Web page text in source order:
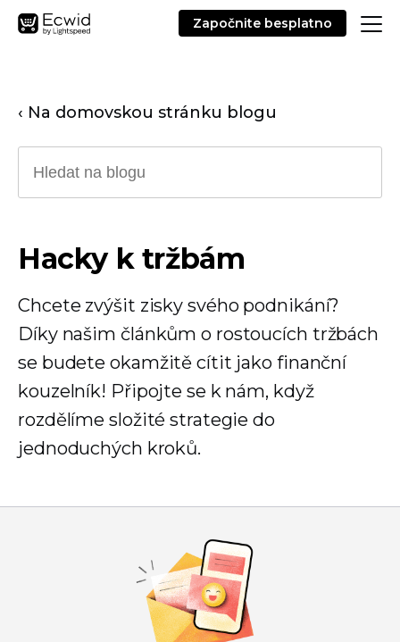
Započnite besplatno
‹ Na domovskou stránku blogu
Hacky k tržbám
Chcete zvýšit zisky svého podnikání?
Díky našim článkům o rostoucích tržbách
se budete okamžitě cítit jako finanční
kouzelník! Připojte se k nám, když
rozdělíme složité strategie do
jednoduchých kroků.